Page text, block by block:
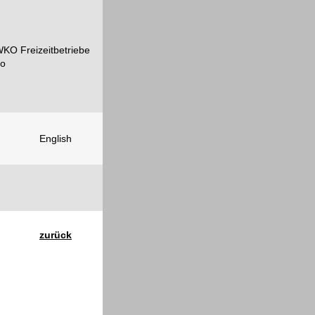
English
zurück